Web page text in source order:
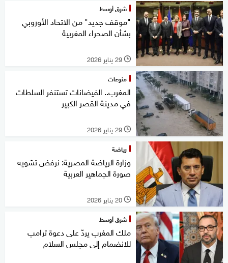
شرق أوسط
"موقف جديد" من الاتحاد الأوروبي
بشأن الصحراء المغربية
l 29 يناير 2026
منوعات
المغرب.. الفيضانات تستنفر السلطات
في مدينة القصر الكبير
l 29 يناير 2026
رياضة
وزارة الرياضة المصرية: نرفض تشويه
صورة الجماهير العربية
l 20 يناير 2026
شرق أوسط
ملك المغرب يردّ على دعوة ترامب
للانضمام إلى مجلس السلام